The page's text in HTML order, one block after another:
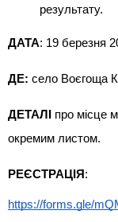
результату.
ДАТА: 19 березня
ДЕ: село Воєгоща
ДЕТАЛІ
про місце
окремим листом.
РЕЄСТРАЦІЯ :
https://forms.gle/